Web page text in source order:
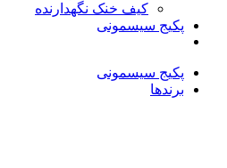
کیف خنک نگهدارنده
پکیج سیسمونی
پکیج سیسمونی
برندها